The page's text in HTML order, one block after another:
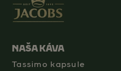
NAŠA KÁVA
Tassimo kapsule